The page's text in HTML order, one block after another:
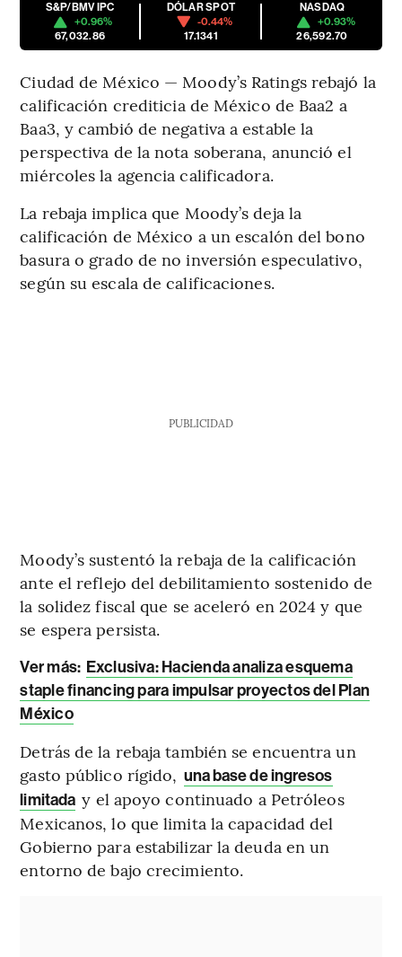
S&P/BMV IPC
+0.96%
67,032.86
DÓLAR SPOT
-0.44%
17.1341
NASDAQ
+0.93%
26,592.70
Ciudad de México — Moody’s Ratings rebajó la
calificación crediticia de México de Baa2 a
Baa3, y cambió de negativa a estable la
perspectiva de la nota soberana, anunció el
miércoles la agencia calificadora.
La rebaja implica que Moody’s deja la
calificación de México a un escalón del bono
basura o grado de no inversión especulativo,
según su escala de calificaciones.
PUBLICIDAD
Moody’s sustentó la rebaja de la calificación
ante el reflejo del debilitamiento sostenido de
la solidez fiscal que se aceleró en 2024 y que
se espera persista.
Ver más: Exclusiva: Hacienda analiza esquema
staple financing para impulsar proyectos del Plan
México
Detrás de la rebaja también se encuentra un
gasto público rígido, una base de ingresos
limitada y el apoyo continuado a Petróleos
Mexicanos, lo que limita la capacidad del
Gobierno para estabilizar la deuda en un
entorno de bajo crecimiento.